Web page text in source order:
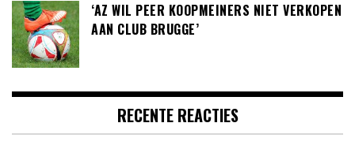
‘AZ WIL PEER KOOPMEINERS NIET VERKOPEN
AAN CLUB BRUGGE’
RECENTE REACTIES